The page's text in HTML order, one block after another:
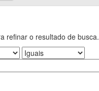
refinar o resultado de busca.